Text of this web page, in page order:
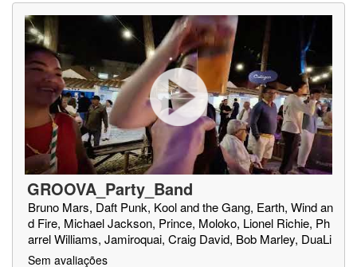
GROOVA_Party_Band
Bruno Mars, Daft Punk, Kool and the Gang, Earth, Wind an
d Fire, Michael Jackson, Prince, Moloko, Lionel Richie, Ph
arrel Williams, Jamiroquai, Craig David, Bob Marley, DuaLi
pa, etc
Sem avaliações